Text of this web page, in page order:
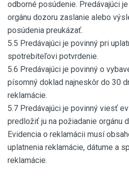
odborné posúdenie. Predávajúci
orgánu dozoru zaslanie alebo
posúdenia preukázať.
5.5 Predávajúci je povinný pri
spotrebiteľovi potvrdenie.
5.6 Predávajúci je povinný o
písomný doklad najneskôr do 30
reklamácie.
5.7 Predávajúci je povinný viesť
predložiť ju na požiadanie orgánu
Evidencia o reklamácii musí
uplatnenia reklamácie, dátume a
reklamácie.